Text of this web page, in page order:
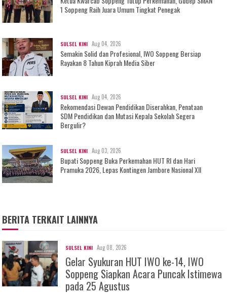
1 Soppeng Raih Juara Umum Tingkat Penegak
SULSEL KINI Aug 04, 2026
Semakin Solid dan Profesional, IWO Soppeng Bersiap
Rayakan 8 Tahun Kiprah Media Siber
SULSEL KINI Aug 04, 2026
Rekomendasi Dewan Pendidikan Diserahkan, Penataan
SDM Pendidikan dan Mutasi Kepala Sekolah Segera
Bergulir?
SULSEL KINI Aug 03, 2026
Bupati Soppeng Buka Perkemahan HUT RI dan Hari
Pramuka 2026, Lepas Kontingen Jambore Nasional XII
BERITA TERKAIT LAINNYA
SULSEL KINI Aug 08, 2026
Gelar Syukuran HUT IWO ke-14, IWO
Soppeng Siapkan Acara Puncak Istimewa
pada 25 Agustus